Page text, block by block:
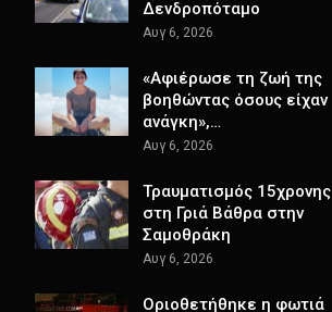
Δενδροπόταμο
Αυγ 6, 2026
«Αφιέρωσε τη ζωή της
βοηθώντας όσους είχαν
ανάγκη»,…
Αυγ 6, 2026
Τραυματισμός 15χρονης
στη Γριά Βάθρα στην
Σαμοθράκη
Αυγ 6, 2026
Οριοθετήθηκε η φωτιά